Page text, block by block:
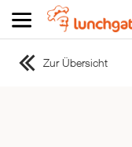
ZUR STARTSEITE
Zur Übersicht